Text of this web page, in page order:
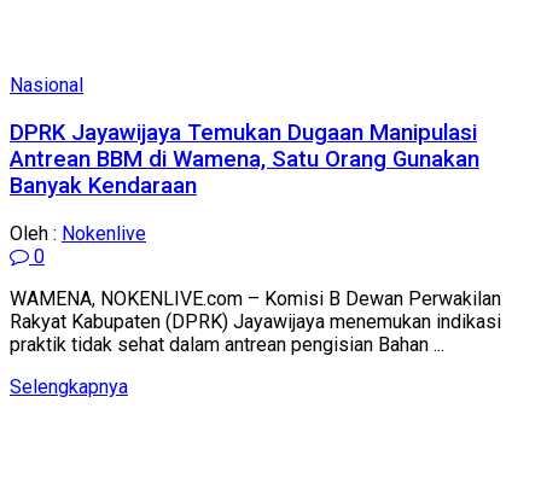
Nasional
DPRK Jayawijaya Temukan Dugaan Manipulasi
Antrean BBM di Wamena, Satu Orang Gunakan
Banyak Kendaraan
Oleh : Nokenlive
0
WAMENA, NOKENLIVE.com – Komisi B Dewan Perwakilan
Rakyat Kabupaten (DPRK) Jayawijaya menemukan indikasi
praktik tidak sehat dalam antrean pengisian Bahan ...
SelengkapnyaDetails